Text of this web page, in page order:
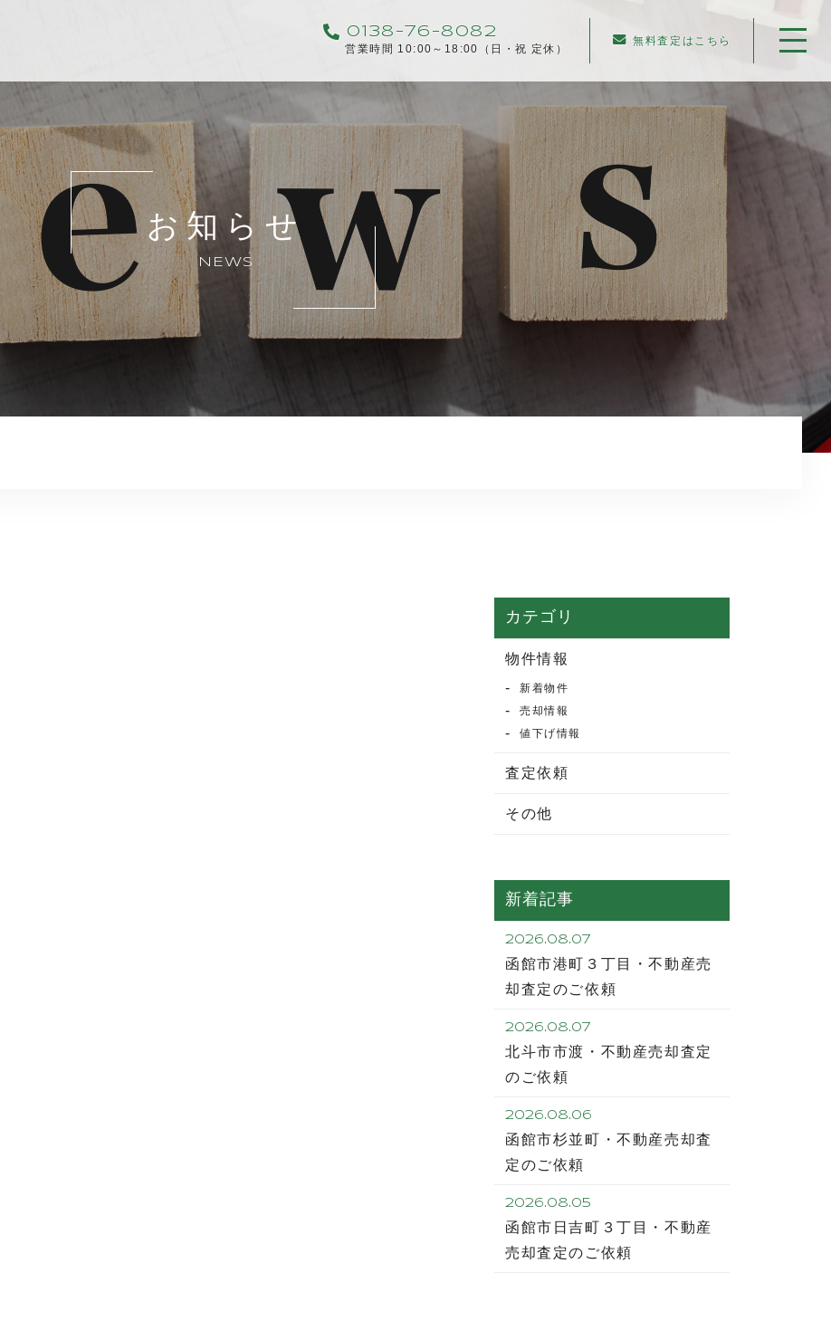
0138-76-8082
営業時間 10:00～18:00（日・祝 定休）
無料査定はこちら
当社について
不動産売却について
仲介売却
業者買取
不動産相続
プライバシーポリシー
お知らせ
NEWS
カテゴリ
物件情報
新着物件
売却情報
値下げ情報
査定依頼
その他
新着記事
2026.08.07
函館市港町３丁目・不動産売
却査定のご依頼
2026.08.07
北斗市市渡・不動産売却査定
のご依頼
2026.08.06
函館市杉並町・不動産売却査
定のご依頼
2026.08.05
函館市日吉町３丁目・不動産
売却査定のご依頼